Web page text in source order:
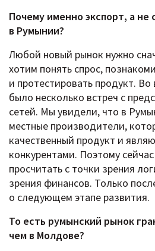
Почему именно экспорт, а не
в Румынии?
Любой новый рынок нужно
хотим понять спрос,
и протестировать продукт.
было несколько встреч с
сетей. Мы увидели, что в
местные производители,
качественный продукт и
конкурентами. Поэтому
просчитать с точки зрения
зрения финансов. Только
о следующем этапе развития.
То есть румынский рынок
чем в Молдове?